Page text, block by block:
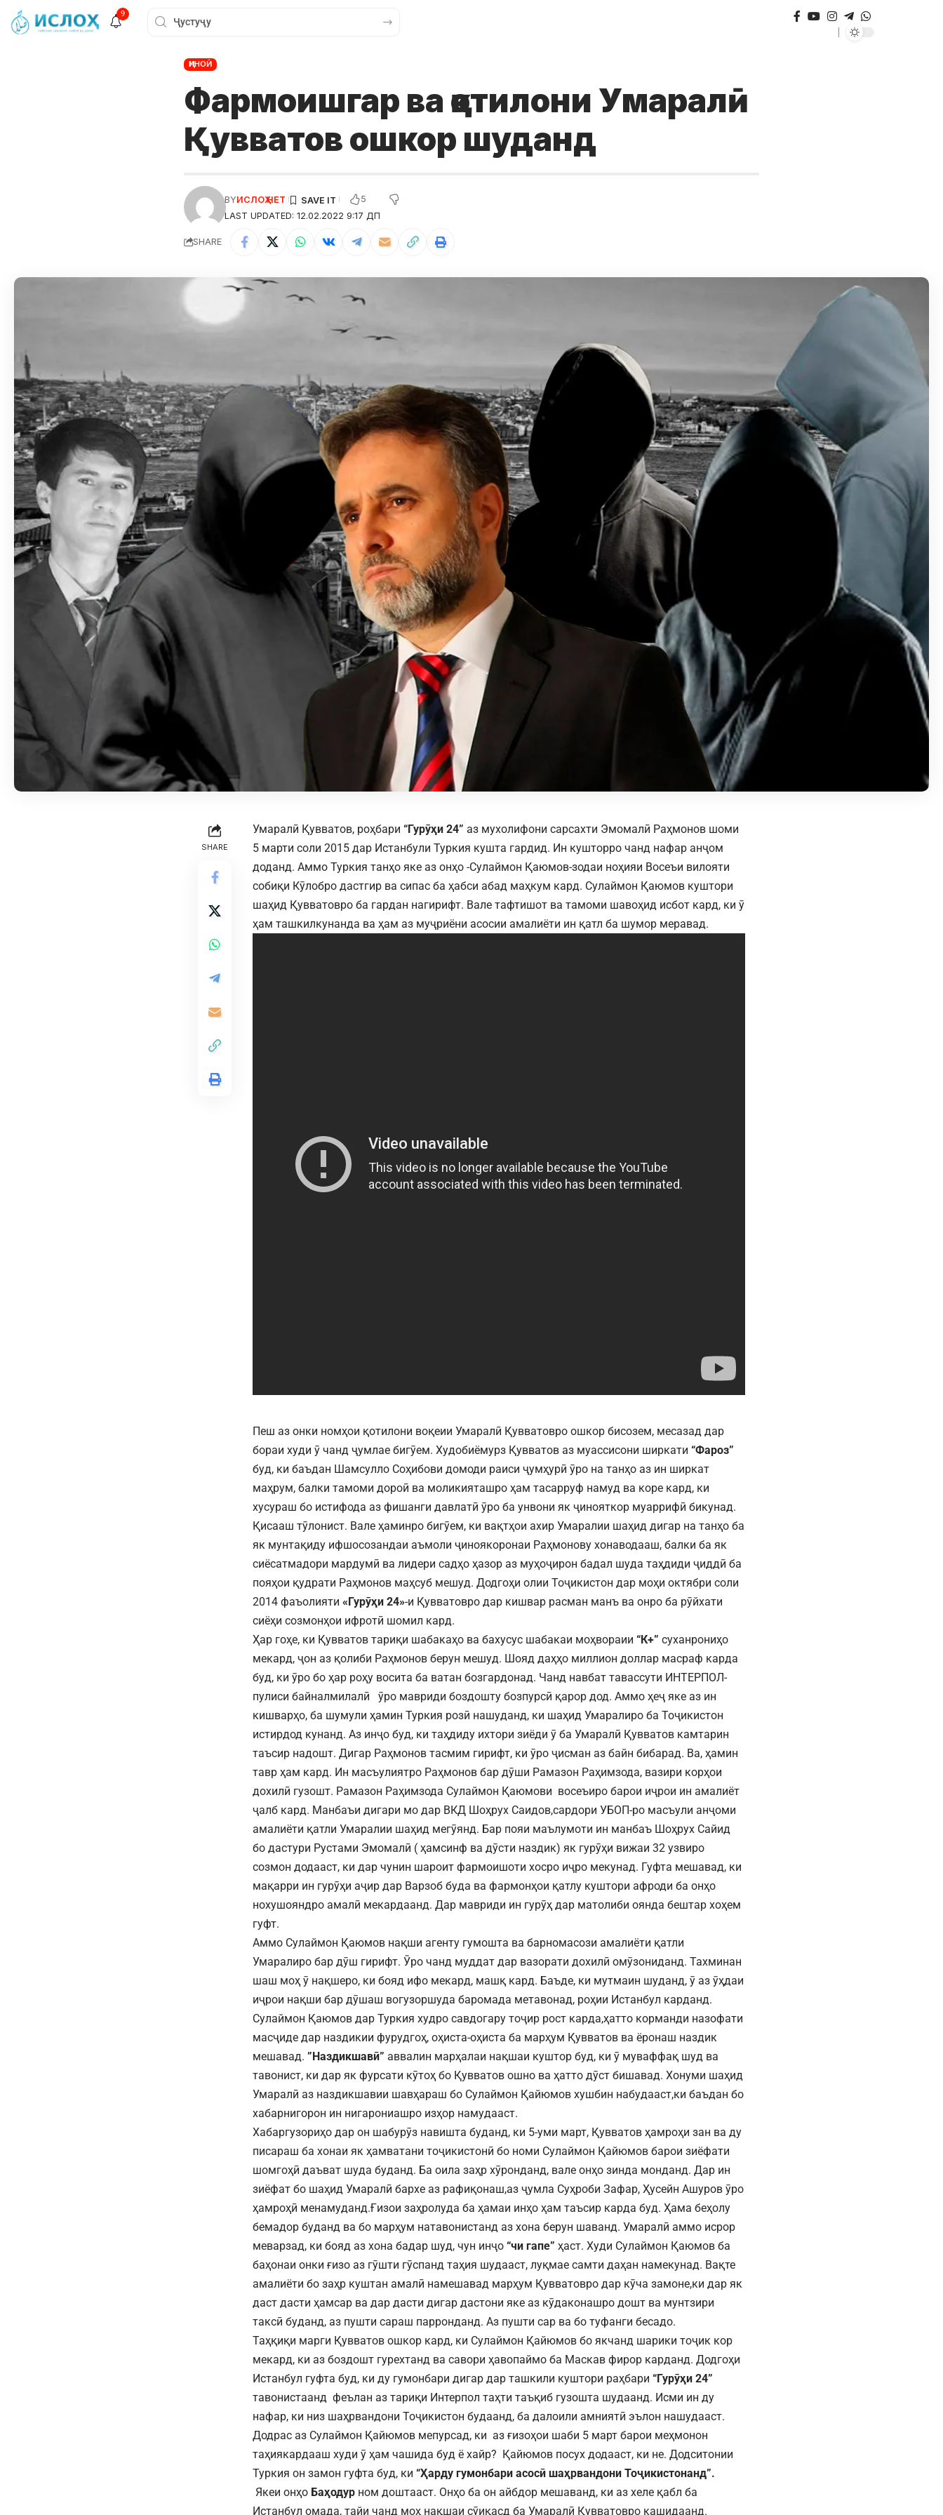
9
ҶИНОӢ
Фармоишгар ва қотилони Умаралӣ
Қувватов ошкор шуданд
LAST UPDATED: 12.02.2022 9:17 ДП
BYИСЛОҲ НЕТ 5
SHARE
SHARE
Умаралӣ Қувватов, роҳбари “Гурӯҳи 24” аз мухолифони сарсахти Эмомалӣ Раҳмонов шоми
5 марти соли 2015 дар Истанбули Туркия кушта гардид. Ин кушторро чанд нафар анҷом
доданд. Аммо Туркия танҳо яке аз онҳо -Сулаймон Қаюмов-зодаи ноҳияи Восеъи вилояти
собиқи Кӯлобро дастгир ва сипас ба ҳабси абад маҳкум кард. Сулаймон Қаюмов куштори
шаҳид Қувватовро ба гардан нагирифт. Вале тафтишот ва тамоми шавоҳид исбот кард, ки ӯ
ҳам ташкилкунанда ва ҳам аз муҷриёни асосии амалиёти ин қатл ба шумор меравад.
Пеш аз онки номҳои қотилони воқеии Умаралӣ Қувватовро ошкор бисозем, месазад дар
бораи худи ӯ чанд ҷумлае бигӯем. Худобиёмурз Қувватов аз муассисони ширкати “Фароз”
буд, ки баъдан Шамсулло Соҳибови домоди раиси ҷумҳурӣ ӯро на танҳо аз ин ширкат
маҳрум, балки тамоми дороӣ ва моликияташро ҳам тасарруф намуд ва коре кард, ки
хусураш бо истифода аз фишанги давлатӣ ӯро ба унвони як ҷинояткор муаррифӣ бикунад.
Қисааш тӯлонист. Вале ҳаминро бигӯем, ки вақтҳои ахир Умаралии шаҳид дигар на танҳо ба
як мунтақиду ифшосозандаи аъмоли ҷиноякоронаи Раҳмонову хонаводааш, балки ба як
сиёсатмадори мардумӣ ва лидери садҳо ҳазор аз муҳоҷирон бадал шуда таҳдиди ҷиддӣ ба
пояҳои қудрати Раҳмонов маҳсуб мешуд. Додгоҳи олии Тоҷикистон дар моҳи октябри соли
2014 фаъолияти «Гурӯҳи 24»-и Қувватовро дар кишвар расман манъ ва онро ба рӯйхати
сиёҳи созмонҳои ифротӣ шомил кард.
Ҳар гоҳе, ки Қувватов тариқи шабакаҳо ва бахусус шабакаи моҳвораии “К+” суханрониҳо
мекард, ҷон аз қолиби Раҳмонов берун мешуд. Шояд даҳҳо миллион доллар масраф карда
буд, ки ӯро бо ҳар роҳу восита ба ватан бозгардонад. Чанд навбат тавассути ИНТЕРПОЛ-
пулиси байналмилалӣ ӯро мавриди боздошту бозпурсӣ қарор дод. Аммо ҳеҷ яке аз ин
кишварҳо, ба шумули ҳамин Туркия розӣ нашуданд, ки шаҳид Умаралиро ба Тоҷикистон
истирдод кунанд. Аз инҷо буд, ки таҳдиду ихтори зиёди ӯ ба Умаралӣ Қувватов камтарин
таъсир надошт. Дигар Раҳмонов тасмим гирифт, ки ӯро ҷисман аз байн бибарад. Ва, ҳамин
тавр ҳам кард. Ин масъулиятро Раҳмонов бар дӯши Рамазон Раҳимзода, вазири корҳои
дохилӣ гузошт. Рамазон Раҳимзода Сулаймон Қаюмови восеъиро барои иҷрои ин амалиёт
ҷалб кард. Манбаъи дигари мо дар ВКД Шоҳрух Саидов,сардори УБОП-ро масъули анҷоми
амалиёти қатли Умаралии шаҳид мегӯянд. Бар пояи маълумоти ин манбаъ Шоҳрух Сайид
бо дастури Рустами Эмомалӣ ( ҳамсинф ва дӯсти наздик) як гурӯҳи вижаи 32 узвиро
созмон додааст, ки дар чунин шароит фармоишоти хосро иҷро мекунад. Гуфта мешавад, ки
мақарри ин гурӯҳи аҷир дар Варзоб буда ва фармонҳои қатлу куштори афроди ба онҳо
нохушояндро амалӣ мекардаанд. Дар мавриди ин гурӯҳ дар матолиби оянда бештар хоҳем
гуфт.
Аммо Сулаймон Қаюмов нақши агенту гумошта ва барномасози амалиёти қатли
Умаралиро бар дӯш гирифт. Ӯро чанд муддат дар вазорати дохилӣ омӯзониданд. Тахминан
шаш моҳ ӯ нақшеро, ки бояд ифо мекард, машқ кард. Баъде, ки мутмаин шуданд, ӯ аз ӯҳдаи
иҷрои нақши бар дӯшаш вогузоршуда баромада метавонад, роҳии Истанбул карданд.
Сулаймон Қаюмов дар Туркия худро савдогару тоҷир рост карда,ҳатто корманди назофати
масҷиде дар наздикии фурудгоҳ, оҳиста-оҳиста ба марҳум Қувватов ва ёронаш наздик
мешавад. ”Наздикшавӣ” аввалин марҳалаи нақшаи куштор буд, ки ӯ муваффақ шуд ва
тавонист, ки дар як фурсати кӯтоҳ бо Қувватов ошно ва ҳатто дӯст бишавад. Хонуми шаҳид
Умаралӣ аз наздикшавии шавҳараш бо Сулаймон Қайюмов хушбин набудааст,ки баъдан бо
хабарнигорон ин нигарониашро изҳор намудааст.
Хабаргузориҳо дар он шабурӯз навишта буданд, ки 5-уми март, Қувватов ҳамроҳи зан ва ду
писараш ба хонаи як ҳамватани тоҷикистонӣ бо номи Сулаймон Қайюмов барои зиёфати
шомгоҳӣ даъват шуда буданд. Ба оила заҳр хӯронданд, вале онҳо зинда монданд. Дар ин
зиёфат бо шаҳид Умаралӣ бархе аз рафиқонаш,аз ҷумла Суҳроби Зафар, Ҳусейн Ашуров ӯро
ҳамроҳӣ менамуданд.Ғизои заҳролуда ба ҳамаи инҳо ҳам таъсир карда буд. Ҳама беҳолу
бемадор буданд ва бо марҳум натавонистанд аз хона берун шаванд. Умаралӣ аммо исрор
меварзад, ки бояд аз хона бадар шуд, чун инҷо “чи гапе” ҳаст. Худи Сулаймон Қаюмов ба
баҳонаи онки ғизо аз гӯшти гӯспанд таҳия шудааст, луқмае самти даҳан намекунад. Вақте
амалиёти бо заҳр куштан амалӣ намешавад марҳум Қувватовро дар кӯча замоне,ки дар як
даст дасти ҳамсар ва дар дасти дигар дастони яке аз кӯдаконашро дошт ва мунтзири
таксӣ буданд, аз пушти сараш парронданд. Аз пушти сар ва бо туфанги бесадо.
Таҳқиқи марги Қувватов ошкор кард, ки Сулаймон Қайюмов бо якчанд шарики тоҷик кор
мекард, ки аз боздошт гурехтанд ва савори ҳавопаймо ба Маскав фирор карданд. Додгоҳи
Истанбул гуфта буд, ки ду гумонбари дигар дар ташкили куштори раҳбари “Гурӯҳи 24”
тавонистаанд феълан аз тариқи Интерпол таҳти таъқиб гузошта шудаанд. Исми ин ду
нафар, ки низ шаҳрвандони Тоҷикистон будаанд, ба далоили амниятӣ эълон нашудааст.
Додрас аз Сулаймон Қайюмов мепурсад, ки аз ғизоҳои шаби 5 март барои меҳмонон
таҳиякардааш худи ӯ ҳам чашида буд ё хайр? Қайюмов посух додааст, ки не. Додситонии
Туркия он замон гуфта буд, ки “Ҳарду гумонбари асосӣ шаҳрвандони Тоҷикистонанд”.
Якеи онҳо Баҳодур ном доштааст. Онҳо ба он айбдор мешаванд, ки аз хеле қабл ба
Истанбул омада, тайи чанд моҳ нақшаи сӯиқасд ба Умаралӣ Қувватовро кашидаанд.